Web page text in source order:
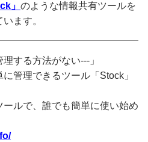
」 のような情報共有ツールを
ます。
する方法がない---」
管理できるツール「Stock」
ルで、誰でも簡単に使い始め